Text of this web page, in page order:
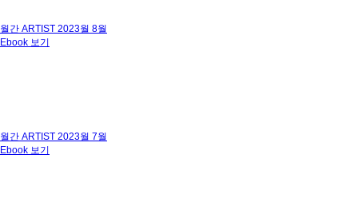
월간 ARTIST 2023월 8월
Ebook 보기
월간 ARTIST 2023월 7월
Ebook 보기